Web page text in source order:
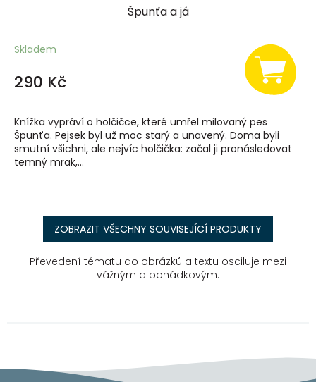
Špunťa a já
Skladem
290 Kč
Knížka vypráví o holčičce, které umřel milovaný pes
Špunťa. Pejsek byl už moc starý a unavený. Doma byli
smutní všichni, ale nejvíc holčička: začal ji pronásledovat
temný mrak,...
ZOBRAZIT VŠECHNY SOUVISEJÍCÍ PRODUKTY
Převedení tématu do obrázků a textu osciluje mezi
vážným a pohádkovým.